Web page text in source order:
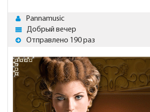
Pannamusic
Добрый вечер
Отправлено 190 раз